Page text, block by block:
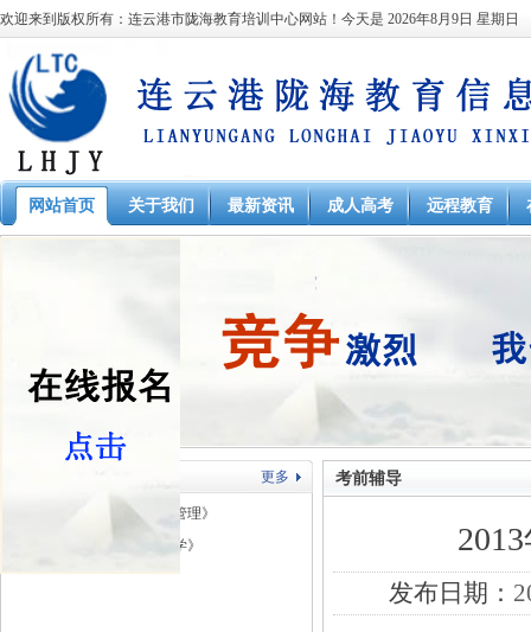
欢迎来到版权所有：连云港市陇海教育培训中心网站！今天是 2026年8月9日 星期日
网站首页 关于我们 最新资讯 成人高考 远程教育
更多
本科 起本南财大《工商管理》
本科 起本南财大《会计学》
考前辅导
发布日期：